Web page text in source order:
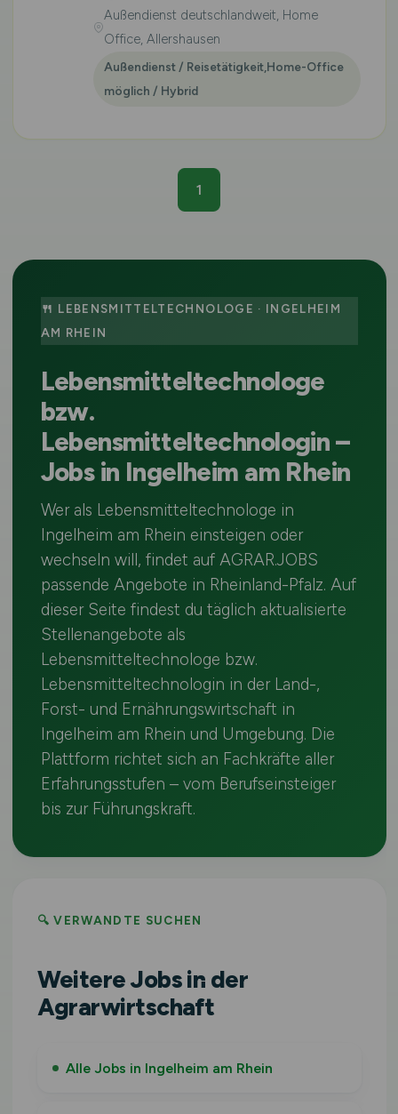
Außendienst deutschlandweit, Home
Office, Allershausen
Außendienst / Reisetätigkeit,Home-Office
möglich / Hybrid
1
🍴 LEBENSMITTELTECHNOLOGE · INGELHEIM
AM RHEIN
Lebensmitteltechnologe
bzw.
Lebensmitteltechnologin –
Jobs in Ingelheim am Rhein
Wer als Lebensmitteltechnologe in
Ingelheim am Rhein einsteigen oder
wechseln will, findet auf AGRAR.JOBS
passende Angebote in Rheinland-Pfalz. Auf
dieser Seite findest du täglich aktualisierte
Stellenangebote als
Lebensmitteltechnologe bzw.
Lebensmitteltechnologin in der Land-,
Forst- und Ernährungswirtschaft in
Ingelheim am Rhein und Umgebung. Die
Plattform richtet sich an Fachkräfte aller
Erfahrungsstufen – vom Berufseinsteiger
bis zur Führungskraft.
🔍 VERWANDTE SUCHEN
Weitere Jobs in der
Agrarwirtschaft
Alle Jobs in Ingelheim am Rhein